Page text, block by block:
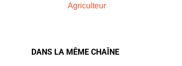
Agriculteur
DANS LA MÊME CHAÎNE